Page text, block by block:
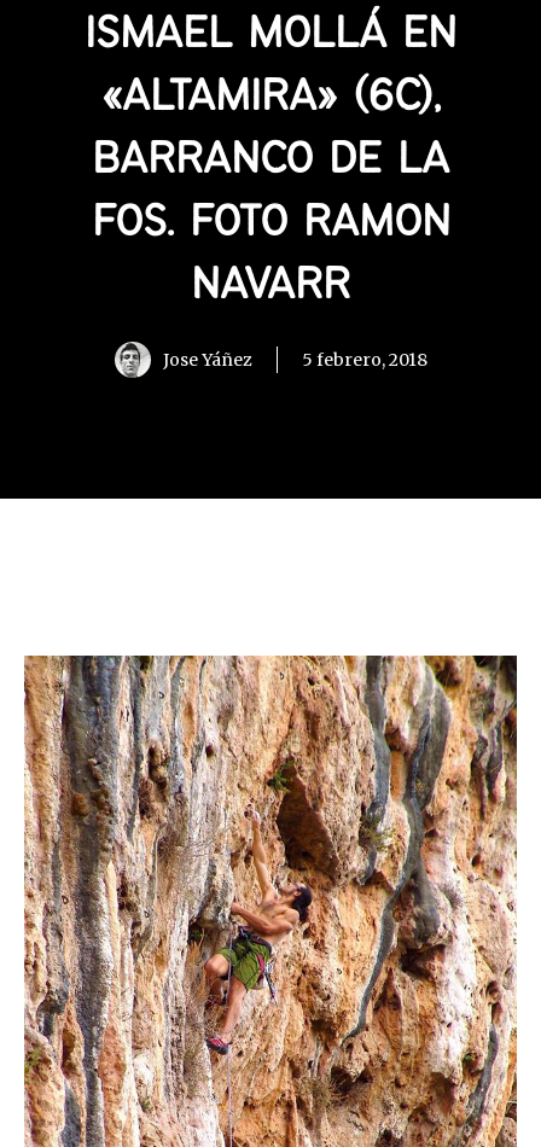
ISMAEL MOLLÁ EN
«ALTAMIRA» (6C),
BARRANCO DE LA
FOS. FOTO RAMON
NAVARR
Jose Yáñez 5 febrero, 2018